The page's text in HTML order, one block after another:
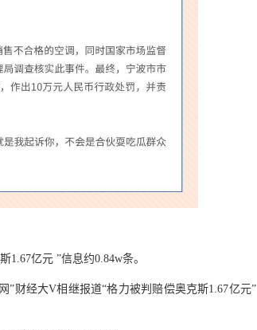
1.67亿元 ”信息约0.84w条。
”财经大V相继报道“格力被判赔偿奥克斯1.67亿元”